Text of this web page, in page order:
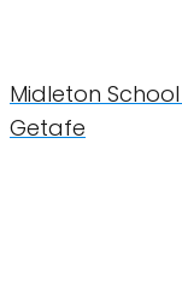
Midleton
Getafe